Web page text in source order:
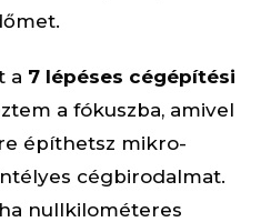
a 7 lépéses cégépítési
a fókuszba, amivel
építhetsz mikro-
cégbirodalmat.
nullkilométeres